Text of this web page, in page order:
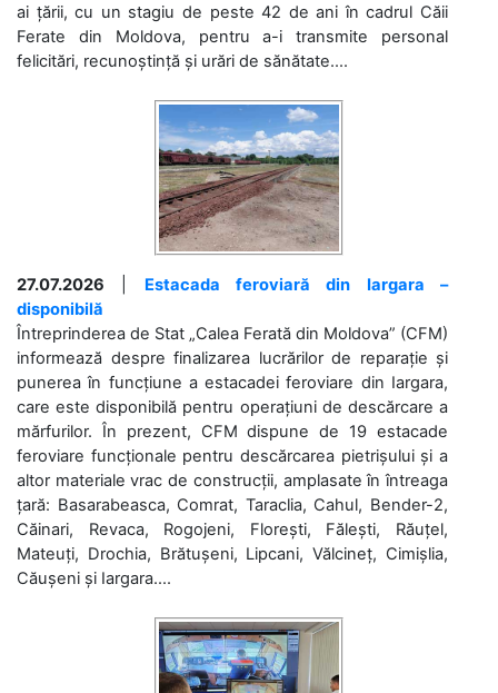
ai țării, cu un stagiu de peste 42 de ani în cadrul Căii
Ferate din Moldova, pentru a-i transmite personal
felicitări, recunoștință și urări de sănătate....
27.07.2026
Estacada feroviară din Iargara –
disponibilă
Întreprinderea de Stat „Calea Ferată din Moldova” (CFM)
informează despre finalizarea lucrărilor de reparație și
punerea în funcțiune a estacadei feroviare din Iargara,
care este disponibilă pentru operațiuni de descărcare a
mărfurilor. În prezent, CFM dispune de 19 estacade
feroviare funcționale pentru descărcarea pietrișului și a
altor materiale vrac de construcții, amplasate în întreaga
țară: Basarabeasca, Comrat, Taraclia, Cahul, Bender-2,
Căinari, Revaca, Rogojeni, Florești, Fălești, Răuțel,
Mateuți, Drochia, Brătușeni, Lipcani, Vălcineț, Cimișlia,
Căușeni și Iargara....